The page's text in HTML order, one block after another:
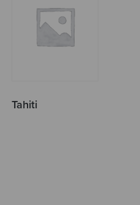
Tahiti